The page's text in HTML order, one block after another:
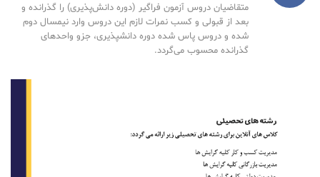
متقاضیان دروس آزمون فراگیر (دوره دانش‌پذیری) را گذرانده و
بعد از قبولی و کسب نمرات لازم این دروس وارد نیمسال دوم
شده و دروس پاس شده دوره دانشپذیری، جزو واحدهای
گذرانده محسوب می‌گردد.